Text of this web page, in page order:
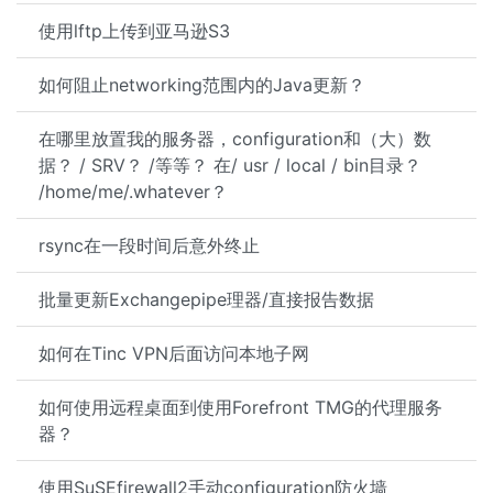
使用lftp上传到亚马逊S3
如何阻止networking范围内的Java更新？
在哪里放置我的服务器，configuration和（大）数
据？ / SRV？ /等等？ 在/ usr / local / bin目录？
/home/me/.whatever？
rsync在一段时间后意外终止
批量更新Exchangepipe理器/直接报告数据
如何在Tinc VPN后面访问本地子网
如何使用远程桌面到使用Forefront TMG的代理服务
器？
使用SuSEfirewall2手动configuration防火墙